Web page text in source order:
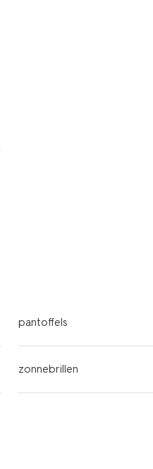
pantoffels
zonnebrillen